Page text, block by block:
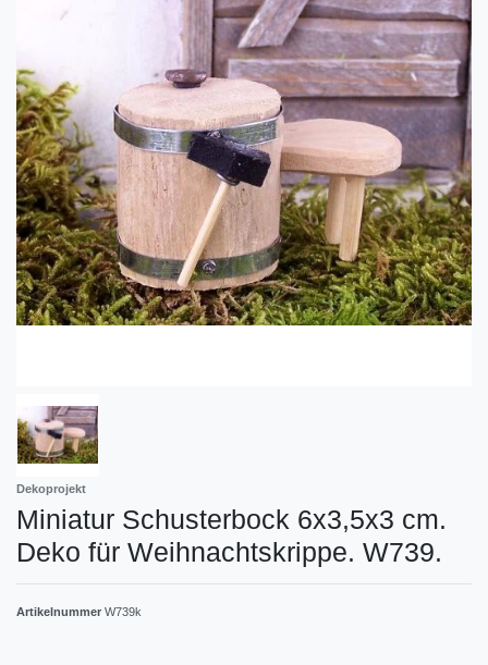
Dekoprojekt
Miniatur Schusterbock 6x3,5x3 cm.
Deko für Weihnachtskrippe. W739.
Artikelnummer W739k